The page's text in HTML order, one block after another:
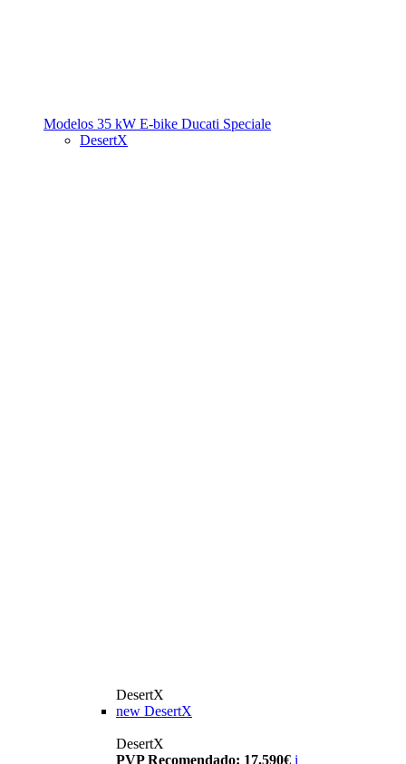
Modelos 35 kW E-bike Ducati Speciale
DesertX
DesertX
new DesertX
DesertX
PVP Recomendado: 17.590€ i